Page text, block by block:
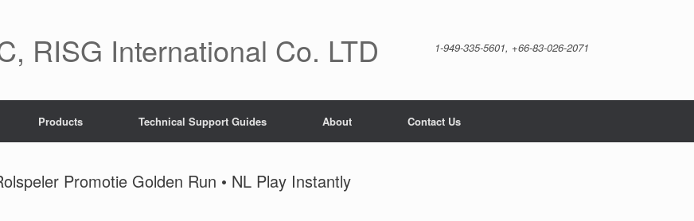
RISG International Co. LTD 1-949-335-5601, +66-83-026-2071
Products Technical Support Guides About Contact Us
Promotie Golden Run • NL Play Instantly